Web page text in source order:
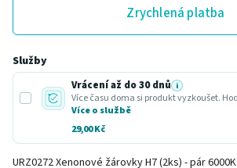
Zrychlená platba
Služby
Vrácení až do 30 dnů i
Více o službě
29,00 Kč
URZ0272 Xenonové žárovky H7 (2ks) - pár 6000K